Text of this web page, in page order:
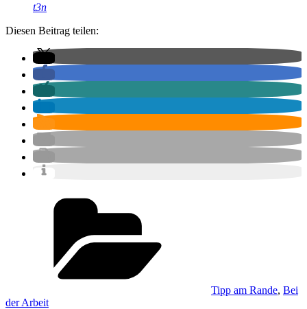
t3n
Diesen Beitrag teilen:
Tipp am Rande, Bei
der Arbeit